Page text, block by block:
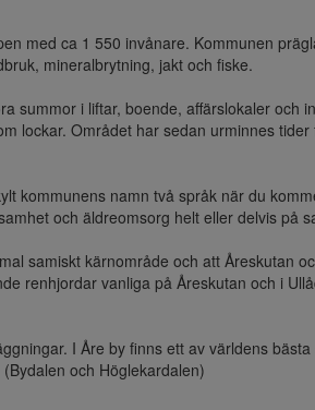
med ca 1 550 invånare. Kommunen
mineralbrytning, jakt och fiske.
summor i liftar, boende, affärslokaler och
lockar. Området har sedan urminnes
kommunens namn två språk när du
och äldreomsorg helt eller delvis på
samiskt kärnområde och att Åreskutan
renhjordar vanliga på Åreskutan och i
I Åre by finns ett av världens
och Höglekardalen)